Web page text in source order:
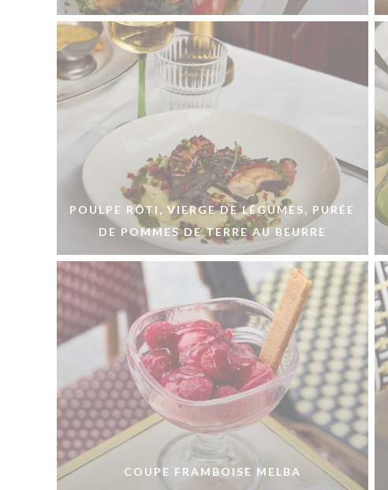
POULPE RÔTI, VIERGE DE LÉGUMES, PURÉE
DE POMMES DE TERRE AU BEURRE
COUPE FRAMBOISE MELBA